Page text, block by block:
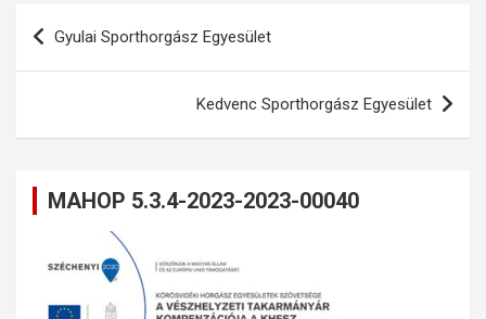
Bejegyzés
navigáció
Gyulai Sporthorgász Egyesület
Kedvenc Sporthorgász Egyesület
MAHOP 5.3.4-2023-2023-00040